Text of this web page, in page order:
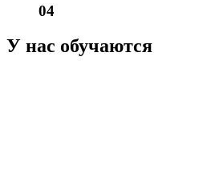
04
У нас обучаются